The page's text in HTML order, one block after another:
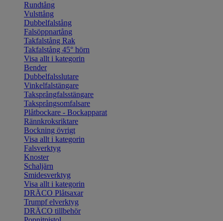
Rundtång
Vulsttång
Dubbelfalstång
Falsöppnartång
Takfalstång Rak
Takfalstång 45° hörn
Visa allt i kategorin
Bender
Dubbelfalsslutare
Vinkelfalstängare
Taksprångfalsstängare
Taksprångsomfalsare
Plåtbockare - Bockapparat
Rännkroksriktare
Bockning övrigt
Visa allt i kategorin
Falsverktyg
Knoster
Schaljärn
Smidesverktyg
Visa allt i kategorin
DRÄCO Plåtsaxar
Trumpf elverktyg
DRÄCO tillbehör